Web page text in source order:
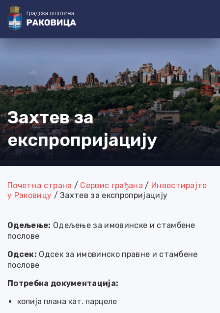
@=[3-0]=@@=[4-0]=@ @=[4-1]=@ @=[4-2]=@ @=[4-3]=@
@=[4-4]=@@=[4-5]=@
Захтев за
експропријацију
Почетна страна / Сервис грађана / Инвестирајте
у Раковицу /Захтев за експропријацију
Одељење: Одељење за имовинске и стамбене
послове
Одсек: Одсек за имовинско правне и стамбене
послове
Потребна документација:
копија плана кат. парцеле